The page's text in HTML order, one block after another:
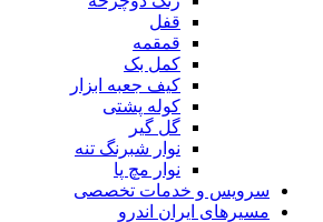
قفل
قمقمه
کمل بک
کیف جعبه ابزار
کوله پشتی
گل گیر
نوار شبرنگ تنه
نوار مچ پا
سرویس و خدمات تخصصی
مسیرهای ایران اندرو